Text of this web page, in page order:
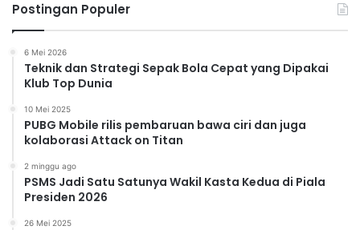
Postingan Populer
6 Mei 2026
Teknik dan Strategi Sepak Bola Cepat yang Dipakai
Klub Top Dunia
10 Mei 2025
PUBG Mobile rilis pembaruan bawa ciri dan juga
kolaborasi Attack on Titan
2 minggu ago
PSMS Jadi Satu Satunya Wakil Kasta Kedua di Piala
Presiden 2026
26 Mei 2025